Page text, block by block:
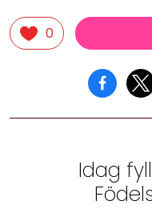
0
Idag